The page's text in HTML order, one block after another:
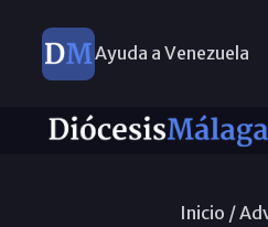
Ayuda a Venezuela
Inicio /